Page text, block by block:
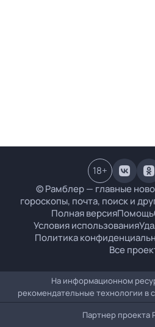
© Рамблер — главные
гороскопы, почта, поиск и
Полная версияПомощь
Условия использования
Политика
Все
18+
На информационном
рекомендательные технологии в
Партнер проекта